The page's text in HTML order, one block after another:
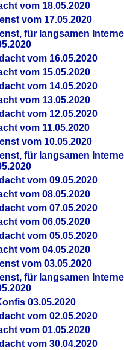
vom 18.05.2020
vom 17.05.2020
für langsamen
vom 16.05.2020
vom 15.05.2020
vom 14.05.2020
vom 13.05.2020
vom 12.05.2020
vom 11.05.2020
vom 10.05.2020
für langsamen
vom 09.05.2020
vom 08.05.2020
vom 07.05.2020
vom 06.05.2020
vom 05.05.2020
vom 04.05.2020
vom 03.05.2020
für langsamen
03.05.2020
vom 02.05.2020
vom 01.05.2020
vom 30.04.2020